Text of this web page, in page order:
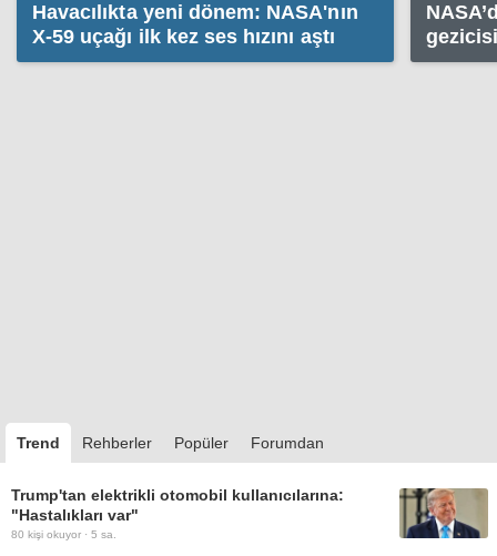
Havacılıkta yeni dönem: NASA'nın
X-59 uçağı ilk kez ses hızını aştı
Trend Rehberler Popüler Forumdan
Trump'tan elektrikli otomobil kullanıcılarına:
"Hastalıkları var"
80 kişi okuyor · 5 sa.